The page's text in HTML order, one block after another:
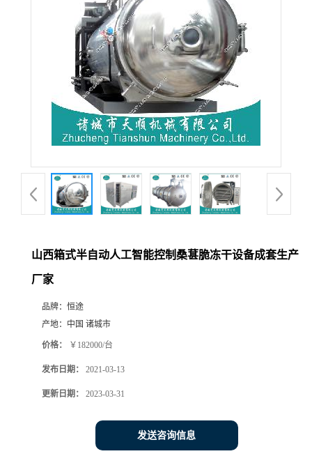
山西箱式半自动人工智能控制桑葚脆冻干设备成套生产
厂家
品牌： 恒途
产地： 中国 诸城市
价格： ￥182000/台
发布日期： 2021-03-13
更新日期： 2023-03-31
发送咨询信息